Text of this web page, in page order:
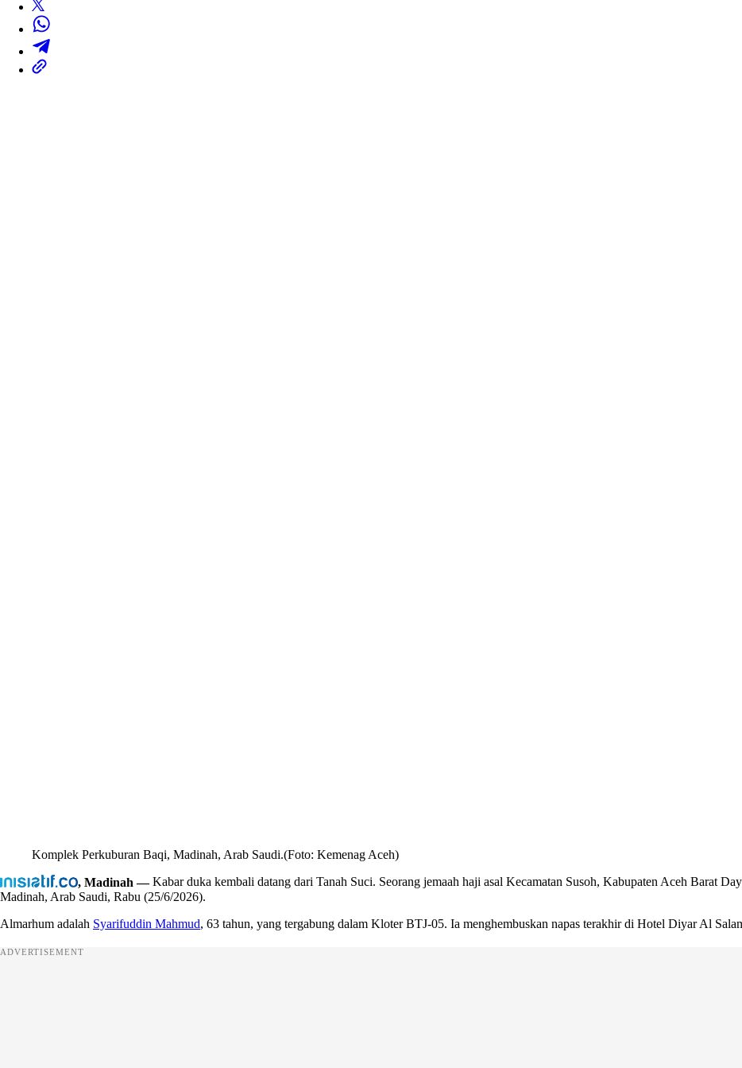
Komplek Perkuburan Baqi, Madinah, Arab Saudi.(Foto: Kemenag Aceh)
, Madinah —Kabar duka kembali datang dari Tanah Suci. Seorang jemaah haji asal Kecamatan Susoh, Kabupaten Aceh Barat
Madinah, Arab Saudi, Rabu (25/6/2026).
Almarhum adalah Syarifuddin Mahmud, 63 tahun, yang tergabung dalam Kloter BTJ-05. Ia menghembuskan napas terakhir di Hotel Diyar Al
ADVERTISEMENT